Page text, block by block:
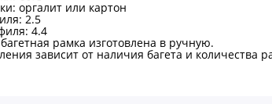
оргалит или картон
2.5
4.4
рамка изготовлена в ручную.
зависит от наличия багета и количества